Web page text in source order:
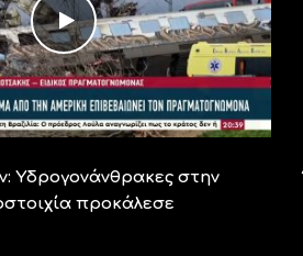
Υδρογονάνθρακες στην
προκάλεσε